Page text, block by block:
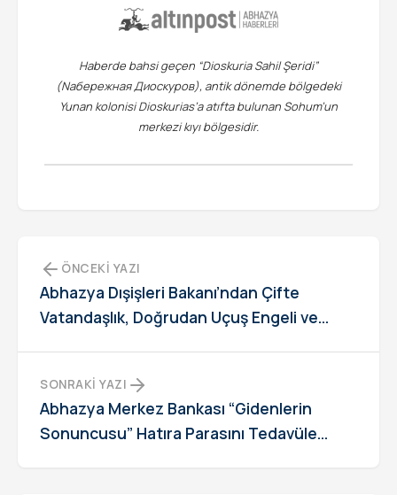
Haberde bahsi geçen “Dioskuria Sahil Şeridi”
(Naбережная Диоскуров), antik dönemde bölgedeki
Yunan kolonisi Dioskurias’a atıfta bulunan Sohum’un
merkezi kıyı bölgesidir.
ÖNCEKI YAZI
Abhazya Dışişleri Bakanı’ndan Çifte
Vatandaşlık, Doğrudan Uçuş Engeli ve
SONRAKI YAZI
Abhazya Merkez Bankası “Gidenlerin
Sonuncusu” Hatıra Parasını Tedavüle